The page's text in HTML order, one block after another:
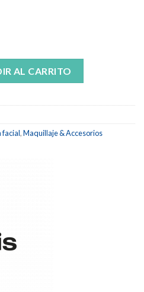
alargadora cantidad
AL CARRITO
facial,Maquillaje & Accesorios